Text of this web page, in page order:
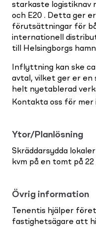
starkaste logistiknav
och E20 . Detta ger
förutsättningar för
internationell
till Helsingborgs
Inflyttning kan ske
avtal, vilket ger er en
helt nyetablerad
Kontakta oss för mer
Ytor/Planlösning
Skräddarsydda
kvm på en tomt på 22
Övrig information
Tenentis hjälper
fastighetsägare att